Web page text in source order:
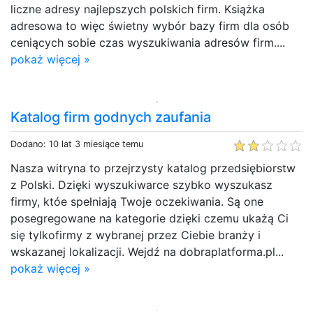
liczne adresy najlepszych polskich firm. Książka
adresowa to więc świetny wybór bazy firm dla osób
ceniących sobie czas wyszukiwania adresów firm....
pokaż więcej »
Katalog firm godnych zaufania
Dodano: 10 lat 3 miesiące temu
Nasza witryna to przejrzysty katalog przedsiębiorstw
z Polski. Dzięki wyszukiwarce szybko wyszukasz
firmy, któe spełniają Twoje oczekiwania. Są one
posegregowane na kategorie dzięki czemu ukażą Ci
się tylkofirmy z wybranej przez Ciebie branży i
wskazanej lokalizacji. Wejdź na dobraplatforma.pl...
pokaż więcej »